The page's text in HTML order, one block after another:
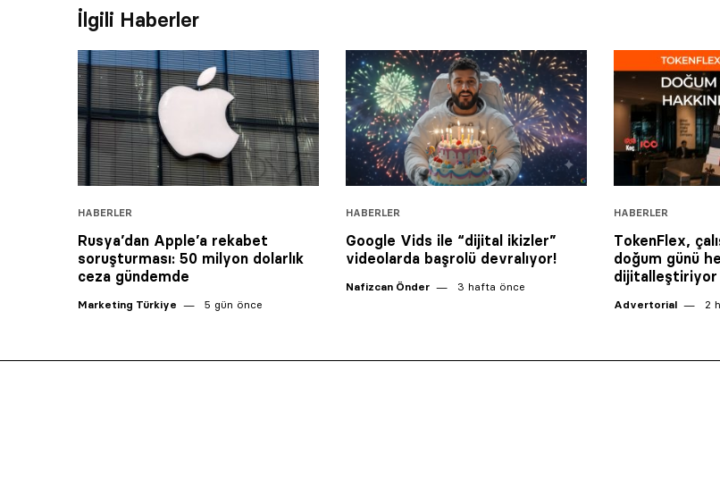
İlgili Haberler
HABERLER
Rusya’dan Apple’a rekabet
soruşturması: 50 milyon dolarlık
ceza gündemde
Marketing Türkiye 5 gün önce
HABERLER
Google Vids ile “dijital ikizler”
videolarda başrolü devralıyor!
Nafizcan Önder 3 hafta önce
HABERLER
TokenFlex,
doğum günü
dijitalleştiriyor
Advertorial 2